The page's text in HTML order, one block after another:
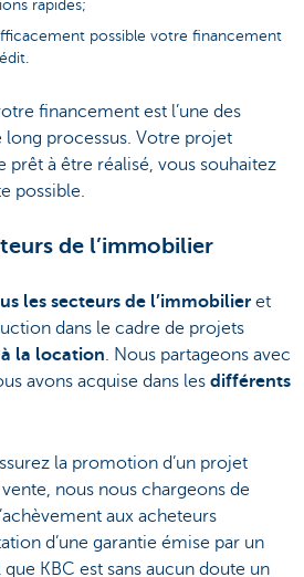
rapides;
possible votre financement
financement est l’une des
long processus. Votre projet
prêt à être réalisé, vous souhaitez
possible.
de l’immobilier
les secteurs de l’immobilier et
dans le cadre de projets
la location. Nous partageons avec
avons acquise dans les différents
la promotion d’un projet
nous nous chargeons de
aux acheteurs
d’une garantie émise par un
KBC est sans aucun doute un